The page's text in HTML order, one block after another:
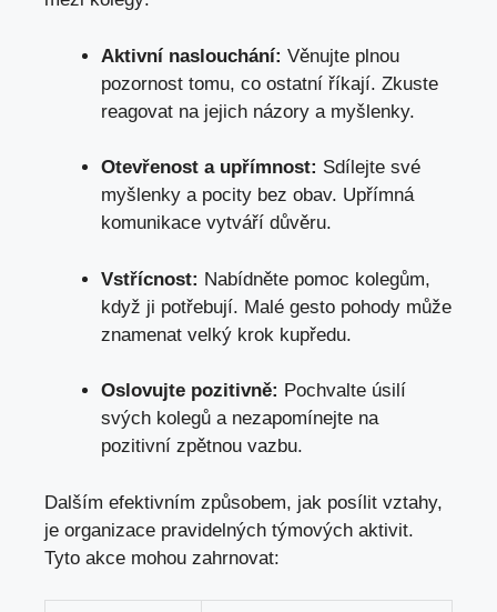
Aktivní naslouchání: Věnujte plnou
pozornost tomu, co ostatní říkají. Zkuste
reagovat na jejich názory a myšlenky.
Otevřenost a upřímnost: Sdílejte své
myšlenky a pocity bez obav. Upřímná
komunikace vytváří důvěru.
Vstřícnost: Nabídněte pomoc kolegům,
když ji potřebují. Malé gesto pohody může
znamenat velký krok kupředu.
Oslovujte pozitivně: Pochvalte úsilí
svých kolegů a nezapomínejte na
pozitivní zpětnou vazbu.
Dalším efektivním způsobem, jak posílit vztahy,
je organizace pravidelných týmových aktivit.
Tyto akce mohou zahrnovat: